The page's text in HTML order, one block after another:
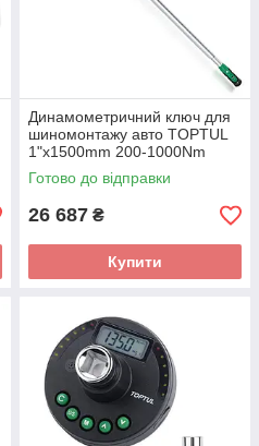
Динамометричний ключ для
шиномонтажу авто TOPTUL
1"x1500mm 200-1000Nm
ANAU32A0
Готово до відправки
26 687 ₴
Купити